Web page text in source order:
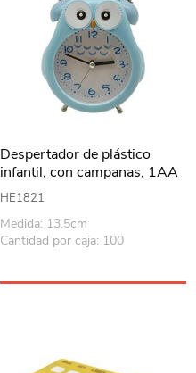
Despertador de plástico
infantil, con campanas, 1AA
en caja varios colores
HE1821
Medida: 13.5cm
Cantidad por caja: 100